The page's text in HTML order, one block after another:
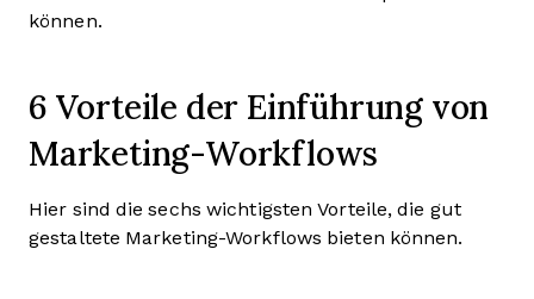
können.
6 Vorteile der Einführung von
Marketing-Workflows
Hier sind die sechs wichtigsten Vorteile, die gut
gestaltete Marketing-Workflows bieten können.